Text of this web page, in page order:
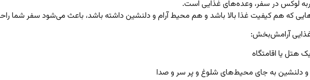
لوکس در سفر، وعده‌های غذایی است.
که هم کیفیت غذا بالا باشد و هم محیط آرام و دلنشین داشته باشد، باعث می‌شود سفر شما
آرامش‌بخش:
هتل یا اقامتگاه
و دلنشین به جای محیط‌های شلوغ و پر سر و صدا